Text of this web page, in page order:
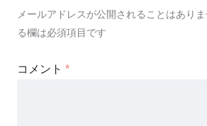
メールアドレスが公開されることはありま
る欄は必須項目です
コメント *